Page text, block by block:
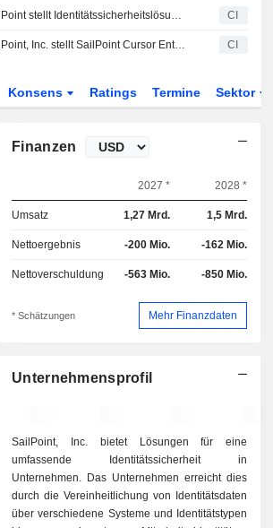
SailPoint stellt Identitätssicherheitslösung mit Agentic Fabric und Human Fabric vor CI
SailPoint, Inc. stellt SailPoint Cursor Enterprise Connector vor CI
Konsens Ratings Termine Sektor
Finanzen
2027 * 2028 *
Umsatz 1,27 Mrd. 1,5 Mrd.
Nettoergebnis -200 Mio. -162 Mio.
Nettoverschuldung -563 Mio. -850 Mio.
* Schätzungen Mehr Finanzdaten
Unternehmensprofil
SailPoint, Inc. bietet Lösungen für eine
umfassende Identitätssicherheit in
Unternehmen. Das Unternehmen erreicht dies
durch die Vereinheitlichung von Identitätsdaten
über verschiedene Systeme und Identitätstypen